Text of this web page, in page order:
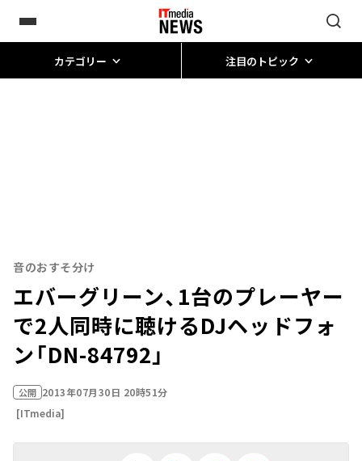
カテゴリー 注目のトピック
音のおすそ分け
エバーグリーン、1台のプレーヤー
で2人同時に聴けるDJヘッドフォ
ン「DN-84792」
公開 2013年07月30日 20時51分
[ITmedia]